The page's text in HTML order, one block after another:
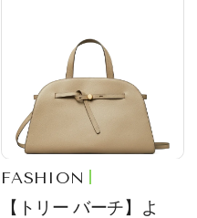
FASHION
【トリー バーチ】よ